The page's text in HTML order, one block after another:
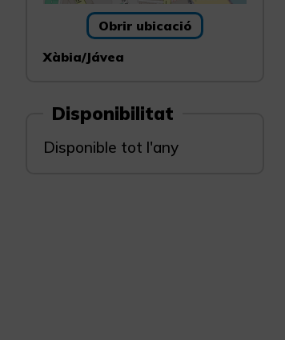
Obrir ubicació
Xàbia/Jávea
Disponibilitat
Disponible tot l'any